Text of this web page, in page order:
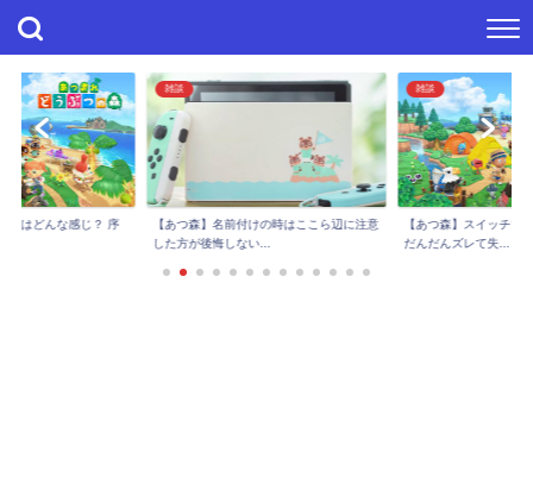
捗はどんな感じ？ 序
雑談
【あつ森】名前付けの時はここら辺に注意
した方が後悔しない...
雑談
【あつ森】スイッチで
だんだんズレて失...